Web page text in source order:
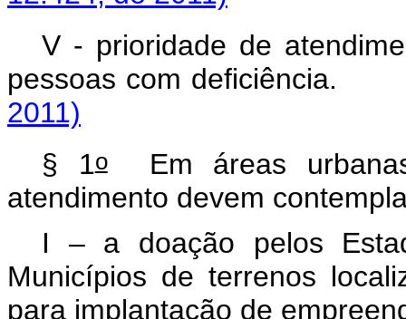
V - prioridade de
pessoas com
2011)
§ 1oEm áreas
atendimento devem
I – a doação pelos
Municípios de terrenos
para implantação de